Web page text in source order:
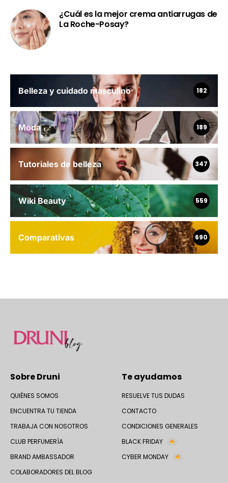
¿Cuál es la mejor crema antiarrugas de
La Roche-Posay?
Belleza y cuidado masculino 182
Moda 189
Tutoriales de belleza 347
Wiki Beauty 559
Comparativas 690
Sobre Druni
QUIÉNES SOMOS
ENCUENTRA TU TIENDA
TRABAJA CON NOSOTROS
CLUB PERFUMERÍA
BRAND AMBASSADOR
COLABORADORES DEL BLOG
Te ayudamos
RESUELVE TUS DUDAS
CONTACTO
CONDICIONES GENERALES
BLACK FRIDAY
CYBER MONDAY